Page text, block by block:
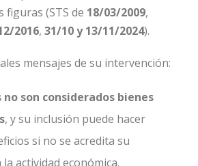
figuras (STS de 18/03/2009,
2016, 31/10 y 13/11/2024).
mensajes de su intervención:
no son considerados bienes
, y su inclusión puede hacer
si no se acredita su
actividad económica.